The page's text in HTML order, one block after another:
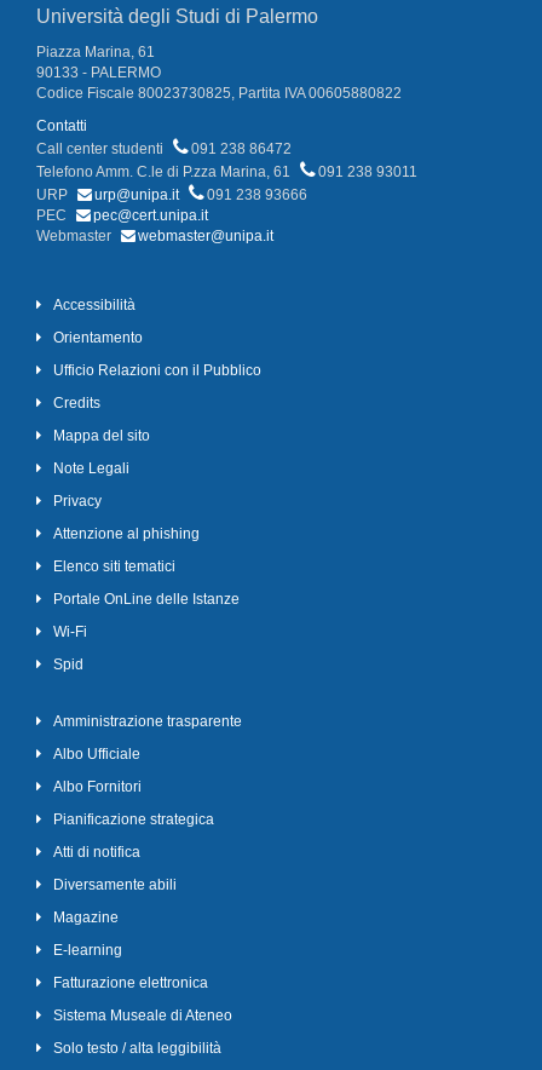
Università degli Studi di Palermo
Piazza Marina, 61
90133 - PALERMO
Codice Fiscale 80023730825, Partita IVA 00605880822
Contatti
Call center studenti
091 238 86472
Telefono Amm. C.le di P.zza Marina, 61
091 238 93011
URP
urp@unipa.it
091 238 93666
PEC
pec@cert.unipa.it
Webmaster
webmaster@unipa.it
Accessibilità
Orientamento
Ufficio Relazioni con il Pubblico
Credits
Mappa del sito
Note Legali
Privacy
Attenzione al phishing
Elenco siti tematici
Portale OnLine delle Istanze
Wi-Fi
Spid
Amministrazione trasparente
Albo Ufficiale
Albo Fornitori
Pianificazione strategica
Atti di notifica
Diversamente abili
Magazine
E-learning
Fatturazione elettronica
Sistema Museale di Ateneo
Solo testo / alta leggibilità